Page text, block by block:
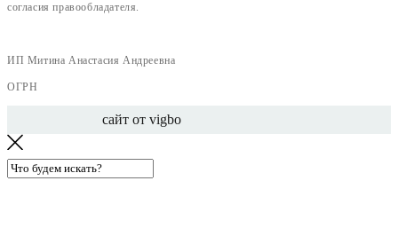
согласия правообладателя.
ИП Митина Анастасия Андреевна
ОГРН
сайт от vigbo